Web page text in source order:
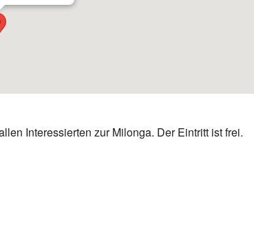
Interessierten zur Milonga. Der Eintritt ist frei.